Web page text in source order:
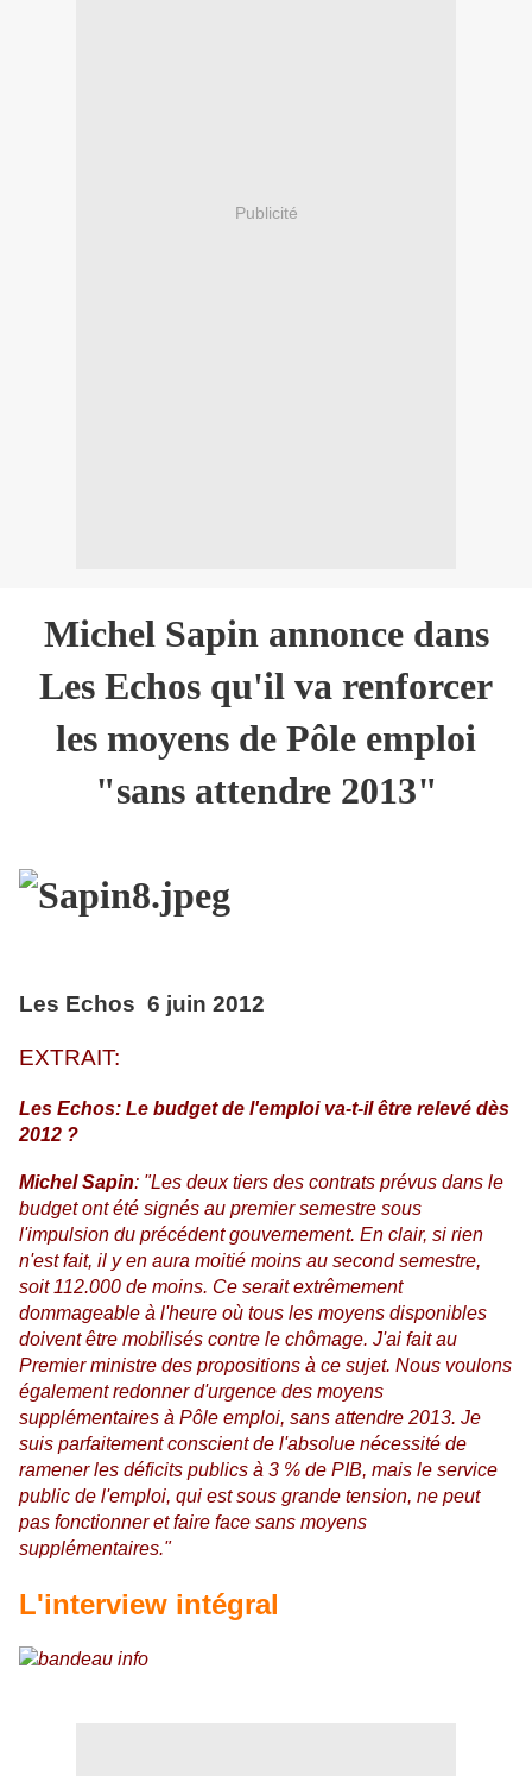
Publicité
Michel Sapin annonce dans
Les Echos qu'il va renforcer
les moyens de Pôle emploi
"sans attendre 2013"
Les Echos 6 juin 2012
EXTRAIT:
Les Echos: Le budget de l'emploi va-t-il être relevé dès
2012 ?
Michel Sapin: "Les deux tiers des contrats prévus dans le
budget ont été signés au premier semestre sous
l'impulsion du précédent gouvernement. En clair, si rien
n'est fait, il y en aura moitié moins au second semestre,
soit 112.000 de moins. Ce serait extrêmement
dommageable à l'heure où tous les moyens disponibles
doivent être mobilisés contre le chômage. J'ai fait au
Premier ministre des propositions à ce sujet. Nous voulons
également redonner d'urgence des moyens
supplémentaires à Pôle emploi, sans attendre 2013. Je
suis parfaitement conscient de l'absolue nécessité de
ramener les déficits publics à 3 % de PIB, mais le service
public de l'emploi, qui est sous grande tension, ne peut
pas fonctionner et faire face sans moyens
supplémentaires."
L'interview intégral